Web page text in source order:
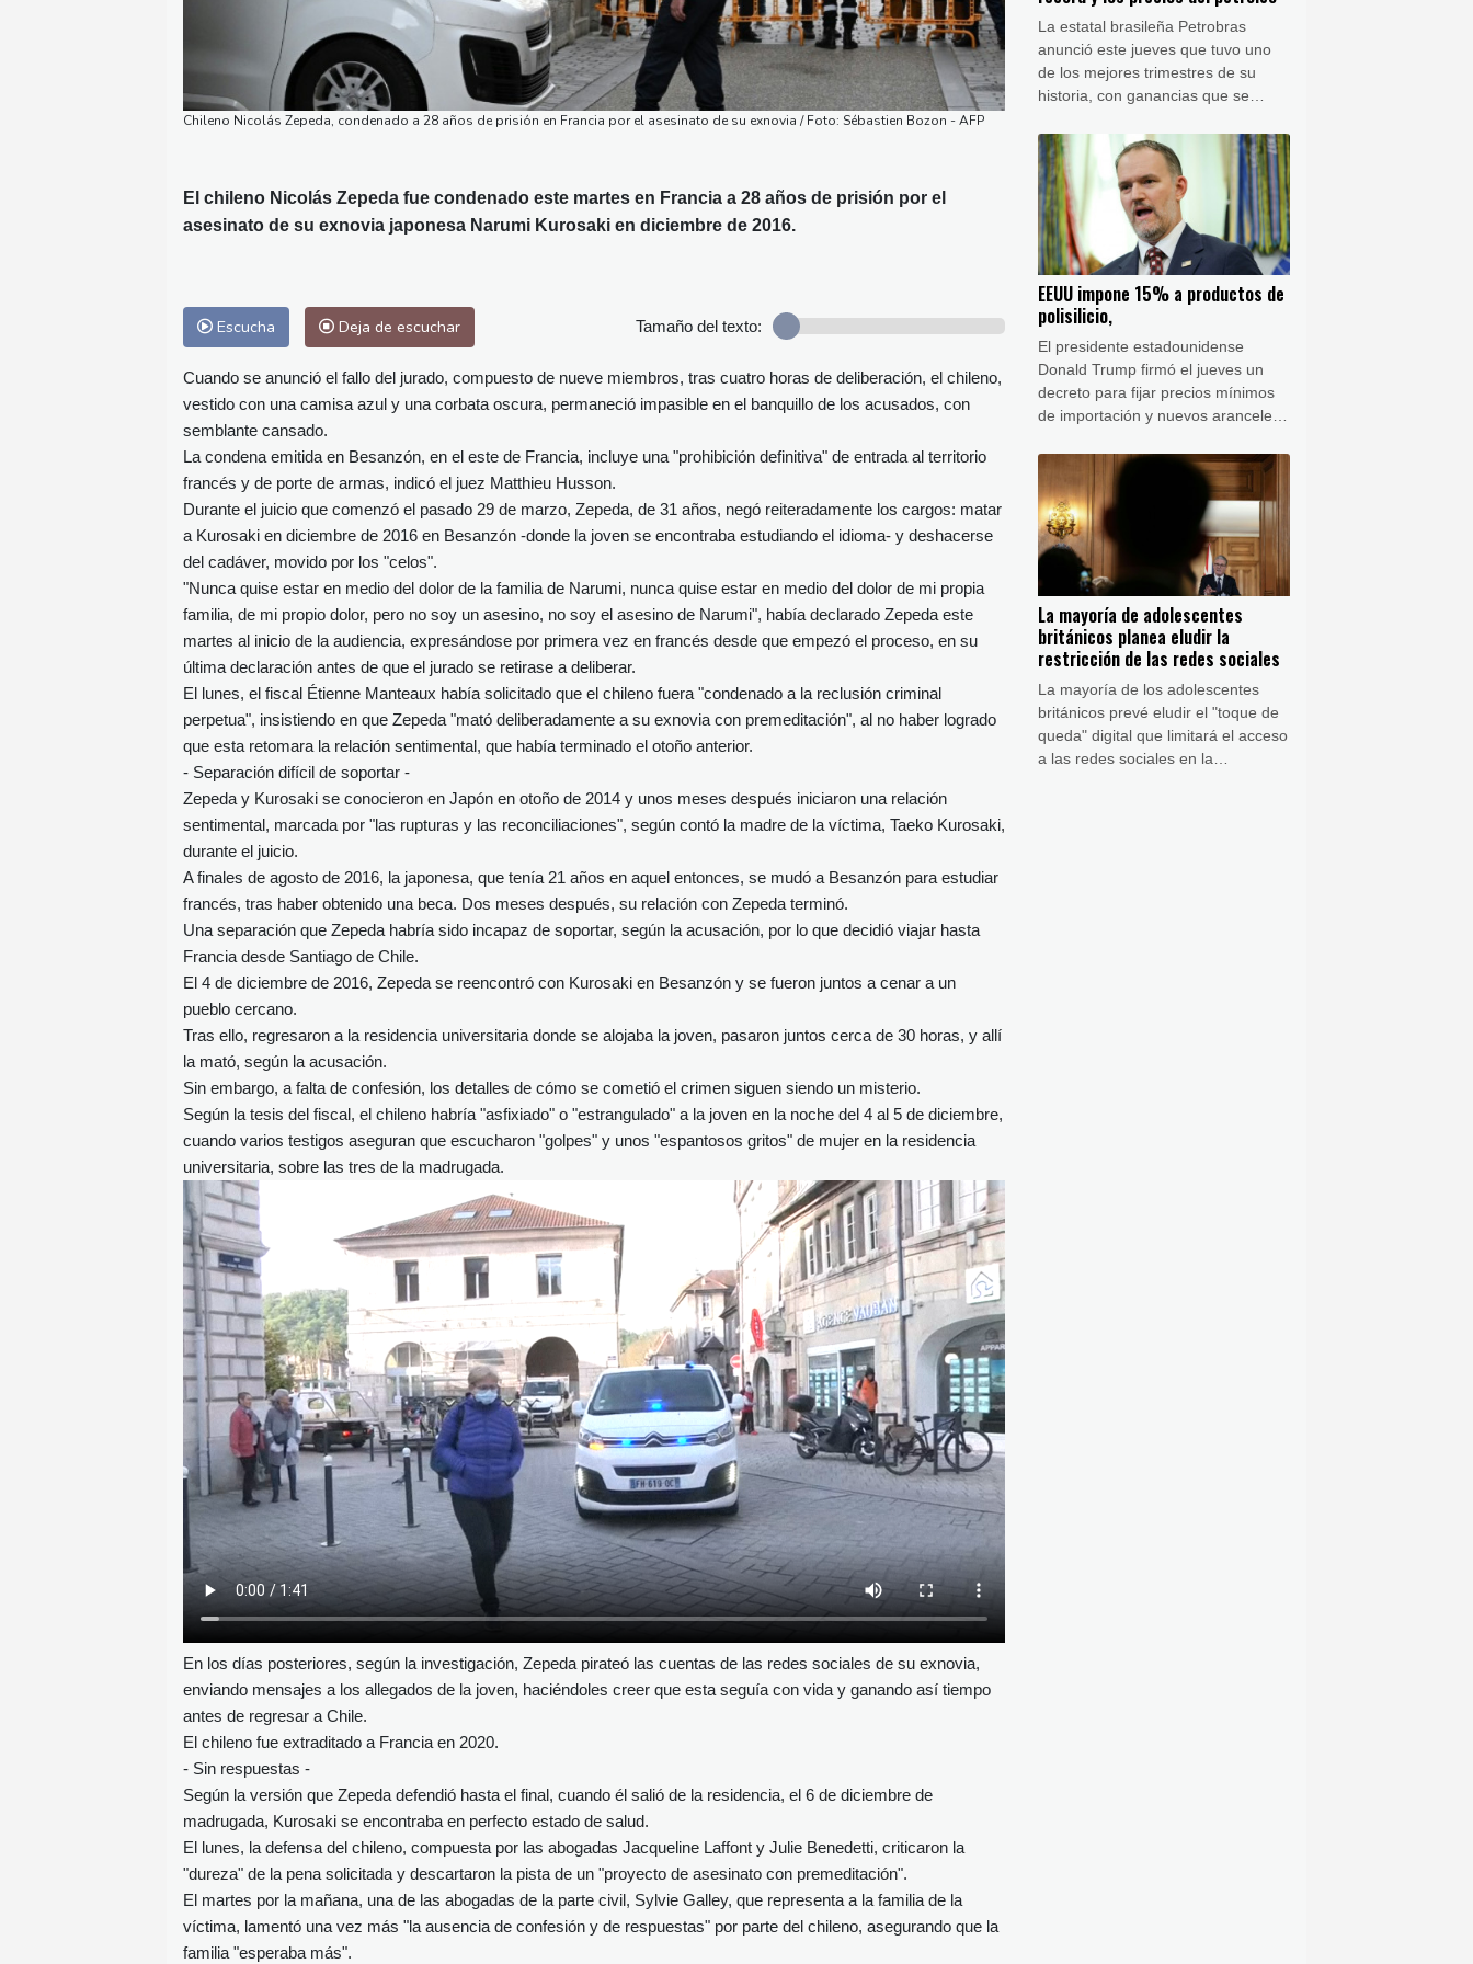
Chileno Nicolás Zepeda, condenado a 28 años de prisión en Francia por el asesinato de su exnovia / Foto: Sébastien Bozon - AFP
El chileno Nicolás Zepeda fue condenado este martes en Francia a 28 años de prisión por el
asesinato de su exnovia japonesa Narumi Kurosaki en diciembre de 2016.
Escucha Deja de escuchar Tamaño del texto:
Cuando se anunció el fallo del jurado, compuesto de nueve miembros, tras cuatro horas de deliberación, el chileno,
vestido con una camisa azul y una corbata oscura, permaneció impasible en el banquillo de los acusados, con
semblante cansado.
La condena emitida en Besanzón, en el este de Francia, incluye una "prohibición definitiva" de entrada al territorio
francés y de porte de armas, indicó el juez Matthieu Husson.
Durante el juicio que comenzó el pasado 29 de marzo, Zepeda, de 31 años, negó reiteradamente los cargos: matar
a Kurosaki en diciembre de 2016 en Besanzón -donde la joven se encontraba estudiando el idioma- y deshacerse
del cadáver, movido por los "celos".
"Nunca quise estar en medio del dolor de la familia de Narumi, nunca quise estar en medio del dolor de mi propia
familia, de mi propio dolor, pero no soy un asesino, no soy el asesino de Narumi", había declarado Zepeda este
martes al inicio de la audiencia, expresándose por primera vez en francés desde que empezó el proceso, en su
última declaración antes de que el jurado se retirase a deliberar.
El lunes, el fiscal Étienne Manteaux había solicitado que el chileno fuera "condenado a la reclusión criminal
perpetua", insistiendo en que Zepeda "mató deliberadamente a su exnovia con premeditación", al no haber logrado
que esta retomara la relación sentimental, que había terminado el otoño anterior.
- Separación difícil de soportar -
Zepeda y Kurosaki se conocieron en Japón en otoño de 2014 y unos meses después iniciaron una relación
sentimental, marcada por "las rupturas y las reconciliaciones", según contó la madre de la víctima, Taeko Kurosaki,
durante el juicio.
A finales de agosto de 2016, la japonesa, que tenía 21 años en aquel entonces, se mudó a Besanzón para estudiar
francés, tras haber obtenido una beca. Dos meses después, su relación con Zepeda terminó.
Una separación que Zepeda habría sido incapaz de soportar, según la acusación, por lo que decidió viajar hasta
Francia desde Santiago de Chile.
El 4 de diciembre de 2016, Zepeda se reencontró con Kurosaki en Besanzón y se fueron juntos a cenar a un
pueblo cercano.
Tras ello, regresaron a la residencia universitaria donde se alojaba la joven, pasaron juntos cerca de 30 horas, y allí
la mató, según la acusación.
Sin embargo, a falta de confesión, los detalles de cómo se cometió el crimen siguen siendo un misterio.
Según la tesis del fiscal, el chileno habría "asfixiado" o "estrangulado" a la joven en la noche del 4 al 5 de diciembre,
cuando varios testigos aseguran que escucharon "golpes" y unos "espantosos gritos" de mujer en la residencia
universitaria, sobre las tres de la madrugada.
En los días posteriores, según la investigación, Zepeda pirateó las cuentas de las redes sociales de su exnovia,
enviando mensajes a los allegados de la joven, haciéndoles creer que esta seguía con vida y ganando así tiempo
antes de regresar a Chile.
El chileno fue extraditado a Francia en 2020.
- Sin respuestas -
Según la versión que Zepeda defendió hasta el final, cuando él salió de la residencia, el 6 de diciembre de
madrugada, Kurosaki se encontraba en perfecto estado de salud.
El lunes, la defensa del chileno, compuesta por las abogadas Jacqueline Laffont y Julie Benedetti, criticaron la
"dureza" de la pena solicitada y descartaron la pista de un "proyecto de asesinato con premeditación".
El martes por la mañana, una de las abogadas de la parte civil, Sylvie Galley, que representa a la familia de la
víctima, lamentó una vez más "la ausencia de confesión y de respuestas" por parte del chileno, asegurando que la
familia "esperaba más".
La estatal brasileña Petrobras
anunció este jueves que tuvo uno
de los mejores trimestres de su
historia, con ganancias que se
récord y a los precios altos del
petróleo por la guerra en Irán.
EEUU impone 15% a productos de
polisilicio,
El presidente estadounidense
Donald Trump firmó el jueves un
decreto para fijar precios mínimos
de importación y nuevos aranceles
un material clave para los paneles
solares y los semiconductores y
cuya producción domina China.
La mayoría de adolescentes
británicos planea eludir la
restricción de las redes sociales
La mayoría de los adolescentes
británicos prevé eludir el "toque de
queda" digital que limitará el acceso
a las redes sociales en la